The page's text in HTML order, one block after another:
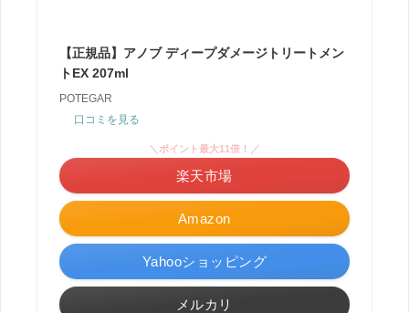
【正規品】アノブ ディープダメージトリートメン
トEX 207ml
POTEGAR
口コミを見る
Amazon
＼ポイント最大11倍！／
楽天市場
Yahooショッピング
メルカリ